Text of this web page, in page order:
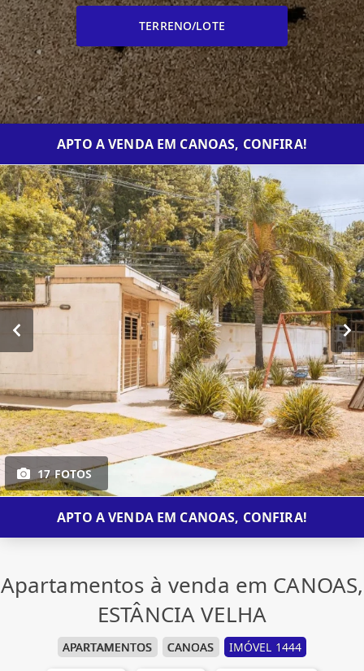
TERRENO/LOTE
APTO A VENDA EM CANOAS, CONFIRA!
17 FOTOS
APTO A VENDA EM CANOAS, CONFIRA!
Apartamentos à venda em CANOAS,
ESTÂNCIA VELHA
APARTAMENTOS CANOAS IMÓVEL 1444